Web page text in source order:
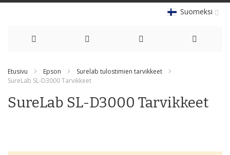
Suomeksi
to
Content
Etusivu Epson
Surelab tulostimien tarvikkeet
SureLab SL-D3000 Tarvikkeet
SureLab SL-D3000 Tarvikkeet